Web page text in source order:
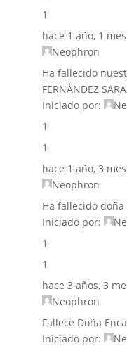
1
hace 1 año, 1 mes
Neophron
Ha fallecido
FERNÁNDEZ
Iniciado por:
1
1
hace 1 año, 3
Neophron
Ha fallecido
Iniciado por:
1
1
hace 3 años, 3
Neophron
Fallece Doña
Iniciado por: